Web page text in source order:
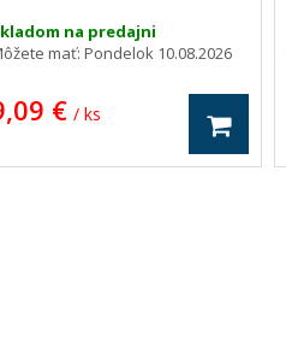
na predajni
mať: Pondelok 10.08.2026
€ / ks